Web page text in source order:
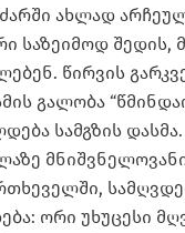
ახლად
საზეიმოდ შედის,
წირვის
გალობა
სამგზის
ორი უხუცესი